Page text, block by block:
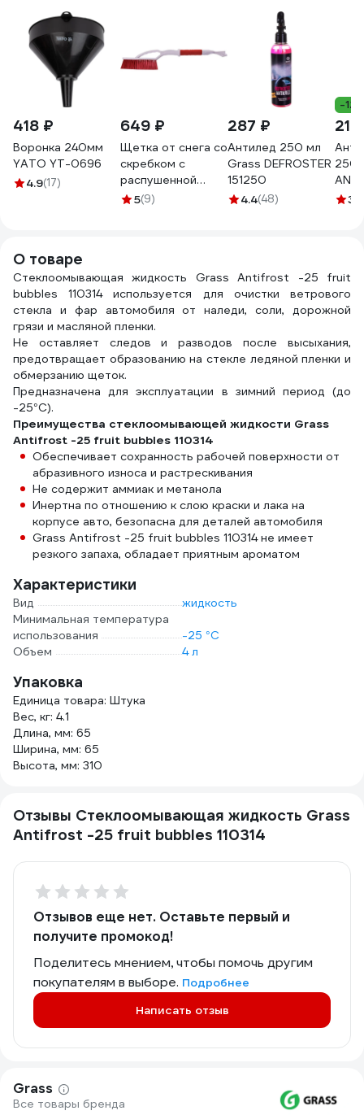
418 ₽
Воронка 240мм
YATO YT-0696
4.9(17)
649 ₽
Щетка от снега со
скребком с
распушенной
щетиной SKYWAY
5(9)
287 ₽
Антилед 250 мл
Grass DEFROSTER
151250
4.4(48)
-12%
250
3.6
О товаре
Стеклоомывающая жидкость Grass Antifrost -25 fruit
bubbles 110314 используется для очистки ветрового
стекла и фар автомобиля от наледи, соли, дорожной
грязи и масляной пленки.
Не оставляет следов и разводов после высыхания,
предотвращает образованию на стекле ледяной пленки и
обмерзанию щеток.
Предназначена для эксплуатации в зимний период (до
-25°С).
Преимущества стеклоомывающей жидкости Grass
Antifrost -25 fruit bubbles 110314
Обеспечивает сохранность рабочей поверхности от
абразивного износа и растрескивания
Не содержит аммиак и метанола
Инертна по отношению к слою краски и лака на
корпусе авто, безопасна для деталей автомобиля
Grass Antifrost -25 fruit bubbles 110314 не имеет
резкого запаха, обладает приятным ароматом
Характеристики
Вид
жидкость
Минимальная температура
использования
-25 °С
Объем
4 л
Упаковка
Единица товара: Штука
Вес, кг: 4.1
Длина, мм: 65
Ширина, мм: 65
Высота, мм: 310
Отзывы Стеклоомывающая жидкость Grass
Antifrost -25 fruit bubbles 110314
Отзывов еще нет. Оставьте первый и
получите промокод!
Поделитесь мнением, чтобы помочь другим
покупателям в выборе. Подробнее
Написать отзыв
Grass
Все товары бренда